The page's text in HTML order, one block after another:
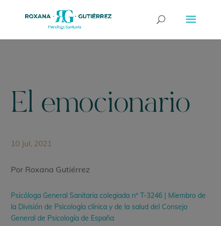
El emocionario
10 Jul, 2021
Por Roxana Gutiérrez
Psicóloga General Sanitaria colegiada nº T-3246 | Miembro de
la División de Psicología clínica y de la salud del Consejo
General de Psicología de España